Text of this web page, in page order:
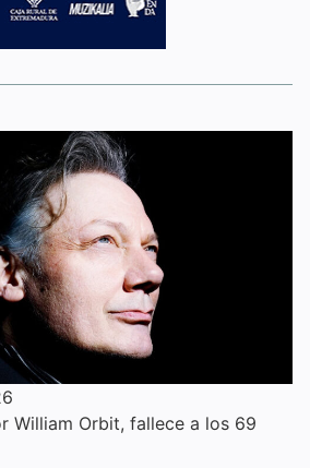
William Orbit, fallece a los 69